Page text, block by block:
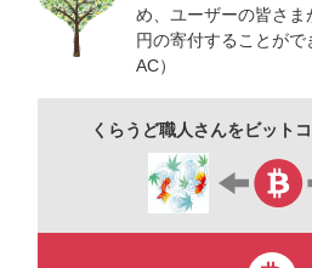
【このページへ来て下さった方へ】
個人的におすすめな素材一覧リンク
よろしければ御活用くださいませ
★【NEW】新作素材集一覧
https://onl.tw/zQb38Zs
★春のグリーン・新緑素材集
め、ユーザーの皆さ
円の寄付することがで
AC）
くらうど職人さんをビット